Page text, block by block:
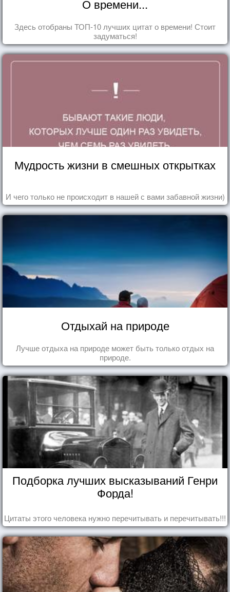
О времени...
Здесь отобраны ТОП-10 лучших цитат о времени! Стоит
задуматься!
Мудрость жизни в смешных открытках
И чего только не происходит в нашей с вами забавной жизни)
Отдыхай на природе
Лучше отдыха на природе может быть только отдых на
природе.
Подборка лучших высказываний Генри
Форда!
Цитаты этого человека нужно перечитывать и перечитывать!!!